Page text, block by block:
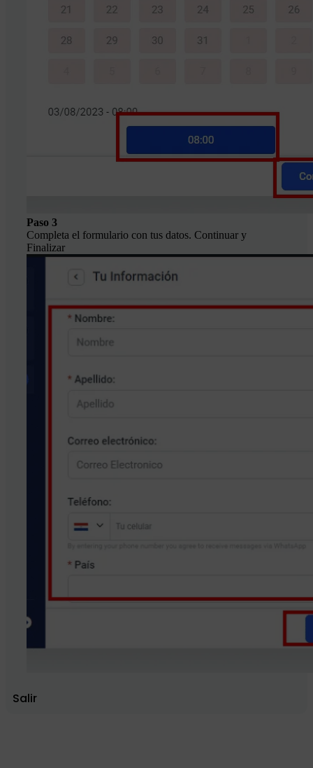
Paso 3
Completa el formulario con tus datos. Continuar y
Finalizar
Salir